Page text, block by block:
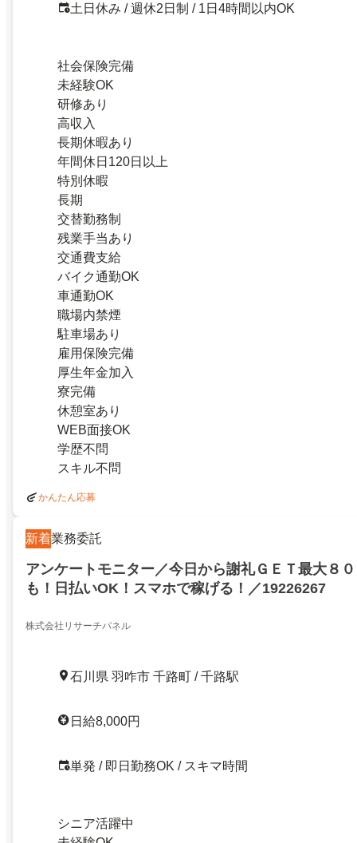
土日休み / 週休2日制 / 1日4時間以内OK
社会保険完備
未経験OK
研修あり
高収入
長期休暇あり
年間休日120日以上
特別休暇
長期
交替勤務制
残業手当あり
交通費支給
バイク通勤OK
車通勤OK
職場内禁煙
駐車場あり
雇用保険完備
厚生年金加入
寮完備
休憩室あり
WEB面接OK
学歴不問
スキル不問
かんたん応募
新着業務委託
アンケートモニター／今日から謝礼ＧＥＴ最大８
も！日払いOK！スマホで稼げる！／19226267
株式会社リサーチパネル
石川県 羽咋市 千路町 / 千路駅
日給8,000円
単発 / 即日勤務OK / スキマ時間
シニア活躍中